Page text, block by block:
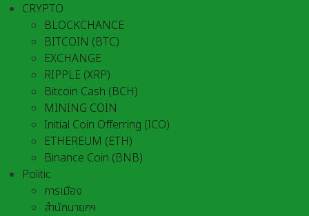
CRYPTO
BLOCKCHANCE
BITCOIN (BTC)
EXCHANGE
RIPPLE (XRP)
Bitcoin Cash (BCH)
MINING COIN
Initial Coin Offerring (ICO)
ETHEREUM (ETH)
Binance Coin (BNB)
Politic
การเมือง
สำนักนายกฯ